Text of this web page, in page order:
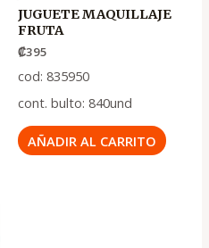
JUGUETE MAQUILLAJE
FRUTA
₡395
cod: 835950
cont. bulto: 840und
AÑADIR AL CARRITO